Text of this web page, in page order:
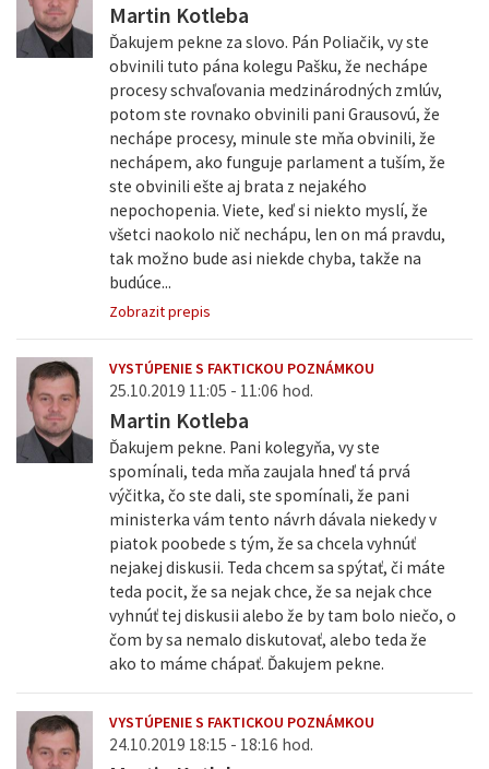
Martin Kotleba
Ďakujem pekne za slovo. Pán Poliačik, vy ste
obvinili tuto pána kolegu Pašku, že nechápe
procesy schvaľovania medzinárodných zmlúv,
potom ste rovnako obvinili pani Grausovú, že
nechápe procesy, minule ste mňa obvinili, že
nechápem, ako funguje parlament a tuším, že
ste obvinili ešte aj brata z nejakého
nepochopenia. Viete, keď si niekto myslí, že
všetci naokolo nič nechápu, len on má pravdu,
tak možno bude asi niekde chyba, takže na
budúce...
Zobrazit prepis
VYSTÚPENIE S FAKTICKOU POZNÁMKOU
25.10.2019 11:05 - 11:06 hod.
Martin Kotleba
Ďakujem pekne. Pani kolegyňa, vy ste
spomínali, teda mňa zaujala hneď tá prvá
výčitka, čo ste dali, ste spomínali, že pani
ministerka vám tento návrh dávala niekedy v
piatok poobede s tým, že sa chcela vyhnúť
nejakej diskusii. Teda chcem sa spýtať, či máte
teda pocit, že sa nejak chce, že sa nejak chce
vyhnúť tej diskusii alebo že by tam bolo niečo, o
čom by sa nemalo diskutovať, alebo teda že
ako to máme chápať. Ďakujem pekne.
VYSTÚPENIE S FAKTICKOU POZNÁMKOU
24.10.2019 18:15 - 18:16 hod.